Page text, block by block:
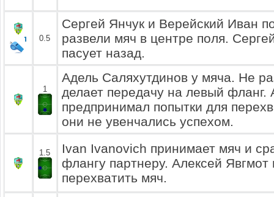
0.5
Сергей Янчук и Верейский Иван
развели мяч в центре поля.
пасует назад.
1
Адель Саляхутдинов у мяча. Не
делает передачу на левый
предпринимал попытки для
они не увенчались успехом.
1.5
Ivan Ivanovich принимает мяч и
флангу партнеру. Алексей Явгмот
перехватить мяч.